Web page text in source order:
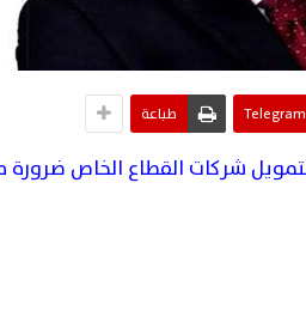
Telegram طباعة
شركات القطاع الخاص